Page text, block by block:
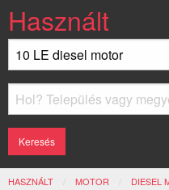
Használt
HASZNÁLT MOTOR DIESEL